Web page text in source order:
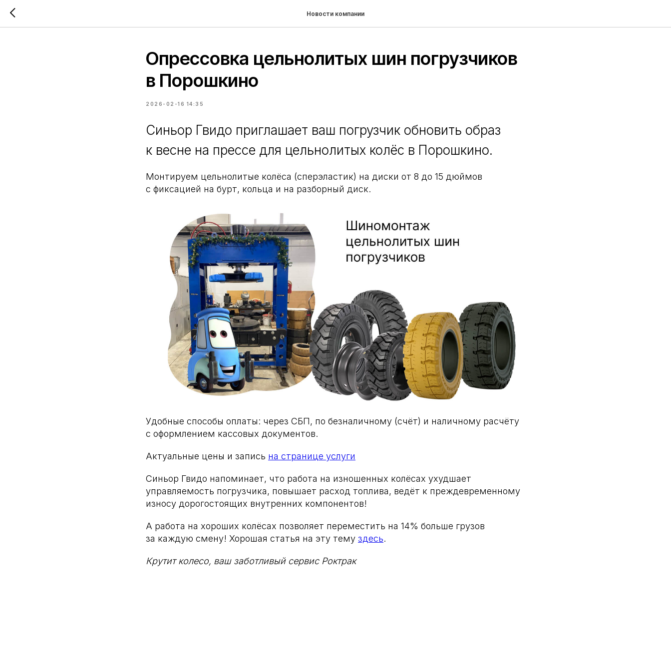
Новости компании
Опрессовка цельнолитых шин погрузчиков
в Порошкино
2026-02-16 14:35
Синьор Гвидо приглашает ваш погрузчик обновить образ
к весне на прессе для цельнолитых колёс в Порошкино.
Монтируем цельнолитые колёса (сперэластик) на диски от 8 до 15 дюймов
с фиксацией на бурт, кольца и на разборный диск.
Удобные способы оплаты: через СБП, по безналичному (счёт) и наличному расчёту
с оформлением кассовых документов.
Актуальные цены и запись на странице услуги
Синьор Гвидо напоминает, что работа на изношенных колёсах ухудшает
управляемость погрузчика, повышает расход топлива, ведёт к преждевременному
износу дорогостоящих внутренних компонентов!
А работа на хороших колёсах позволяет переместить на 14% больше грузов
за каждую смену! Хорошая статья на эту тему здесь.
Крутит колесо, ваш заботливый сервис Роктрак